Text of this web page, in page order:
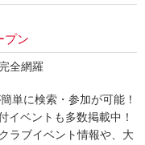
プン
全網羅
単に検索・参加が可能！
イベントも多数掲載中！
ラブイベント情報や、大